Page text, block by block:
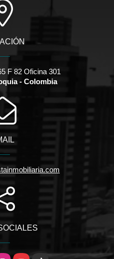
F 82 Oficina 301
- Colombia